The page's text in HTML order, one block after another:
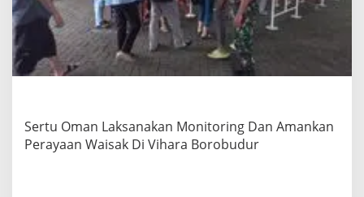
M
o
n
i
t
o
n
g
D
Sertu Oman Laksanakan Monitoring Dan Amankan
Perayaan Waisak Di Vihara Borobudur